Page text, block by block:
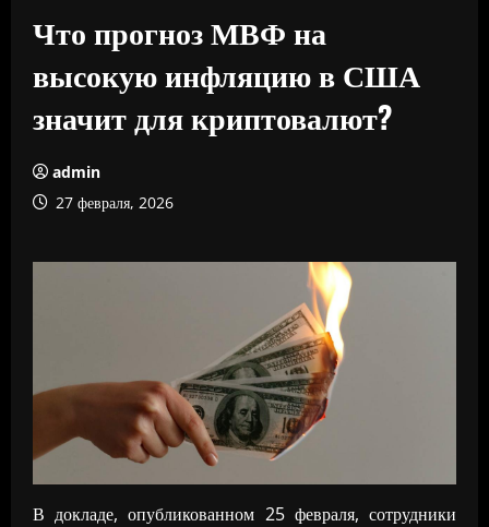
Что прогноз МВФ на
высокую инфляцию в США
значит для криптовалют?
admin
27 февраля, 2026
В докладе, опубликованном 25 февраля, сотрудники